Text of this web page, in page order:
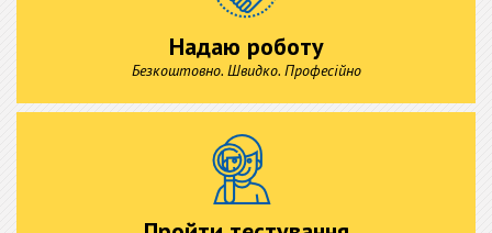
Надаю роботу
Безкоштовно. Швидко. Професійно